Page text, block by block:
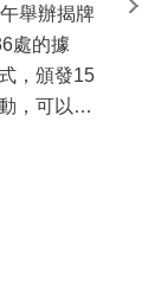
舉辦揭牌
處的據
，頒發15
，可以更
苗